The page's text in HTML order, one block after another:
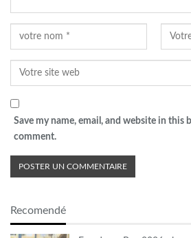
Save my name, email, and website in this
comment.
Recomendé